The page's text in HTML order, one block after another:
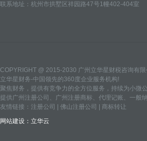
联系地址：杭州市拱墅区祥园路47号1幢402-404室
COPYRIGHT @ 2015-2030 广州立华星财税咨询有
立华星财务-中国领先的360度企业服务机构!
聚焦财务，提供有竞争力的全方位服务，持续为小微
提供广州注册公司 广州注册商标 代理记账 一般
友情链接： 注册公司 佛山注册公司
商标转让
网站建设： 立华云